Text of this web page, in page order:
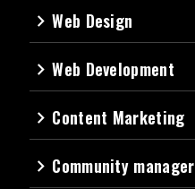
navigate_nextWeb Design
navigate_nextWeb Development
navigate_next Content Marketing
navigate_next Community manager